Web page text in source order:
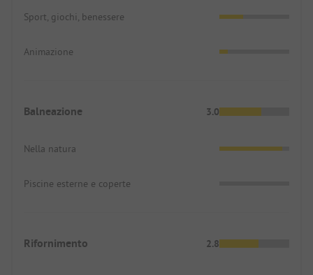
Sport, giochi, benessere
Animazione
Balneazione 3.0
Nella natura
Piscine esterne e coperte
Rifornimento 2.8